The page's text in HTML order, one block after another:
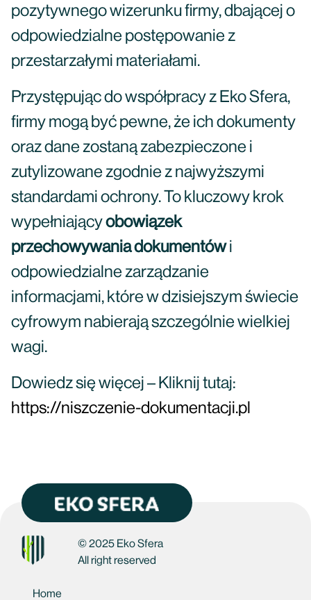
pozytywnego wizerunku firmy, dbającej o
odpowiedzialne postępowanie z
przestarzałymi materiałami.
Przystępując do współpracy z Eko Sfera,
firmy mogą być pewne, że ich dokumenty
oraz dane zostaną zabezpieczone i
zutylizowane zgodnie z najwyższymi
standardami ochrony. To kluczowy krok
wypełniającyobowiązek
przechowywania dokumentówi
odpowiedzialne zarządzanie
informacjami, które w dzisiejszym świecie
cyfrowym nabierają szczególnie wielkiej
wagi.
Dowiedz się więcej – Kliknij tutaj:
https://niszczenie-dokumentacji.pl
© 2025 Eko Sfera
All right reserved
Home